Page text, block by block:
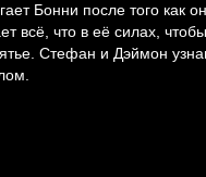
Бонни после того как
всё, что в её силах,
Стефан и Дэймон